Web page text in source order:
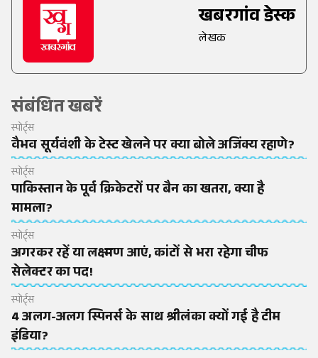
खबरगांव डेस्क
लेखक
संबंधित खबरें
स्पोर्ट्स
वैभव सूर्यवंशी के टेस्ट खेलने पर क्या बोले अजिंक्य रहाणे?
स्पोर्ट्स
पाकिस्तान के पूर्व क्रिकेटरों पर बैन का खतरा, क्या है
मामला?
स्पोर्ट्स
अगरकर रहें या लक्ष्मण आएं, कांटों से भरा रहेगा चीफ
सेलेक्टर का पद!
स्पोर्ट्स
4 अलग-अलग स्पिनर्स के साथ श्रीलंका क्यों गई है टीम
इंडिया?